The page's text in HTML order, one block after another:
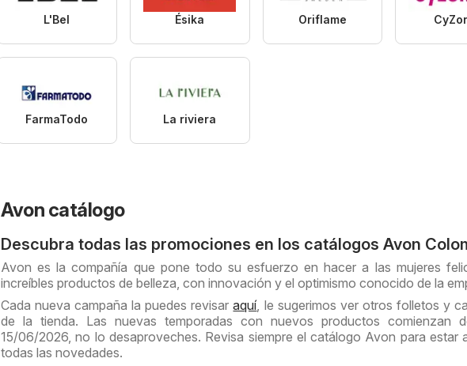
L'Bel Ésika Oriflame
FarmaTodo La riviera
Avon catálogo
Descubra todas las promociones en los catálogos Avon
Avon es la compañía que pone todo su esfuerzo en hacer a las mujeres
increíbles productos de belleza, con innovación y el optimismo conocido de la
Cada nueva campaña la puedes revisaraquí, le sugerimos ver otros folletos y
de la tienda. Las nuevas temporadas con nuevos productos comienzan
15/06/2026, no lo desaproveches. Revisa siempre el catálogo Avon para estar
todas las novedades.